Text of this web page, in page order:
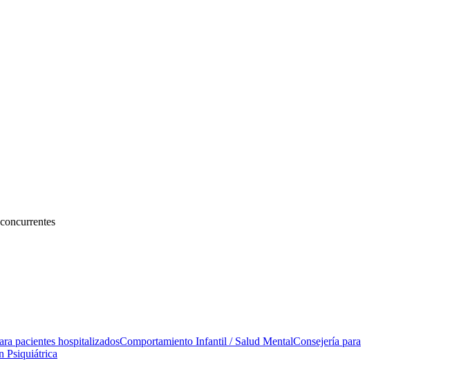
pacientes hospitalizadosComportamiento Infantil / Salud MentalConsejería para
Psiquiátrica